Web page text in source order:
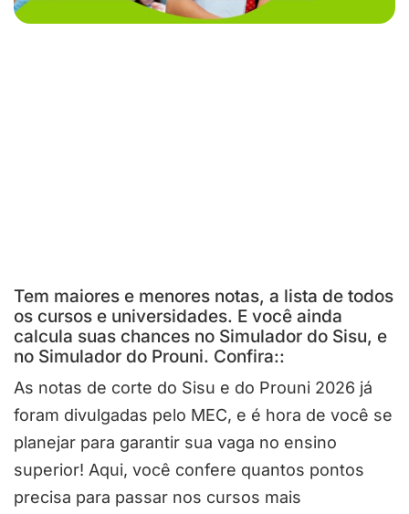
Tem maiores e menores notas, a lista de todos
os cursos e universidades. E você ainda
calcula suas chances no Simulador do Sisu, e
no Simulador do Prouni. Confira::
As notas de corte do Sisu e do Prouni 2026 já
foram divulgadas pelo MEC, e é hora de você se
planejar para garantir sua vaga no ensino
superior! Aqui, você confere quantos pontos
precisa para passar nos cursos mais